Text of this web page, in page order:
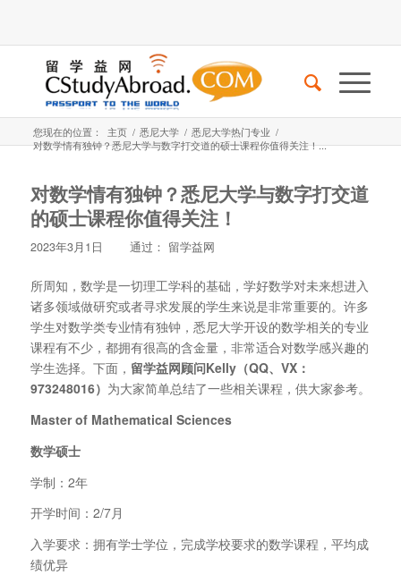
您现在的位置： 主页 / 悉尼大学 / 悉尼大学热门专业 /
对数学情有独钟？悉尼大学与数字打交道的硕士课程你值得关注！...
对数学情有独钟？悉尼大学与数字打交道
的硕士课程你值得关注！
2023年3月1日 通过： 留学益网
所周知，数学是一切理工学科的基础，学好数学对未来想进入
诸多领域做研究或者寻求发展的学生来说是非常重要的。许多
学生对数学类专业情有独钟，悉尼大学开设的数学相关的专业
课程有不少，都拥有很高的含金量，非常适合对数学感兴趣的
学生选择。下面， 留学益网顾问Kelly（QQ、VX：
973248016） 为大家简单总结了一些相关课程，供大家参考。
Master of Mathematical Sciences
数学硕士
学制：2年
开学时间：2/7月
入学要求：拥有学士学位，完成学校要求的数学课程，平均成
绩优异